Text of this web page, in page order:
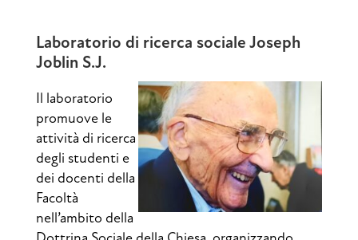
Laboratorio di ricerca sociale Joseph
Joblin S.J.
Il laboratorio
promuove le
attività di ricerca
degli studenti e
dei docenti della
Facoltà
nell’ambito della